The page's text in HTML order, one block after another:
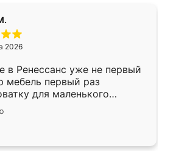
2026
в Ренессанс уже не первый
мебель первый раз
для маленького
рождении ,во второй раз
По качеству очень
достаточно быстрая,